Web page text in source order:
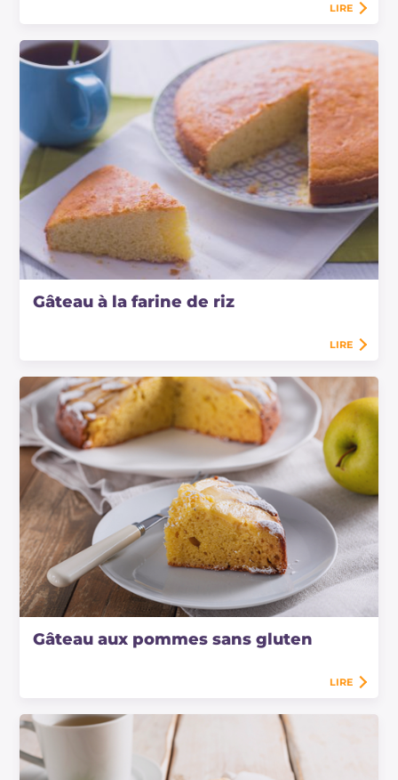
LIRE
Gâteau à la farine de riz
LIRE
Gâteau aux pommes sans gluten
LIRE